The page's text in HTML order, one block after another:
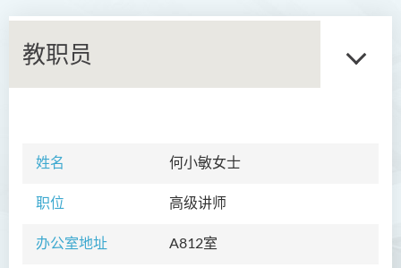
教职员
姓名 何小敏女士
职位 高级讲师
办公室地址 A812室
教职员